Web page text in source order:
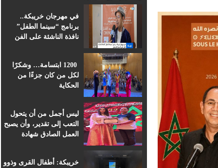
في مهرجان خريبكة..
برنامج “سينما الطفل”
نافذة الناشئة على الفن
1200 ابتسامة… وشكرًا
لكل من كان جزءًا من
الحكاية
ليس أجمل من أن يتحول
التعب إلى تقدير، وأن يصبح
العمل الصادق شهادة
خريبكة: أطفال القرى وذوو